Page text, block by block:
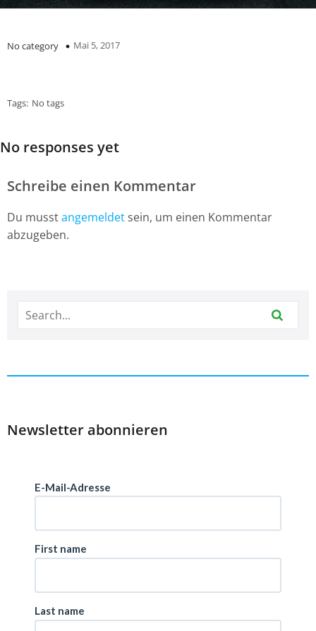
No category Mai 5, 2017
Tags: No tags
No responses yet
Schreibe einen Kommentar
Du musstangemeldet sein, um einen Kommentar
abzugeben.
Newsletter abonnieren